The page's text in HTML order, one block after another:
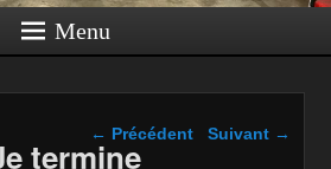
Menu
Navigation dans les
← Précédent Suivant →
termine